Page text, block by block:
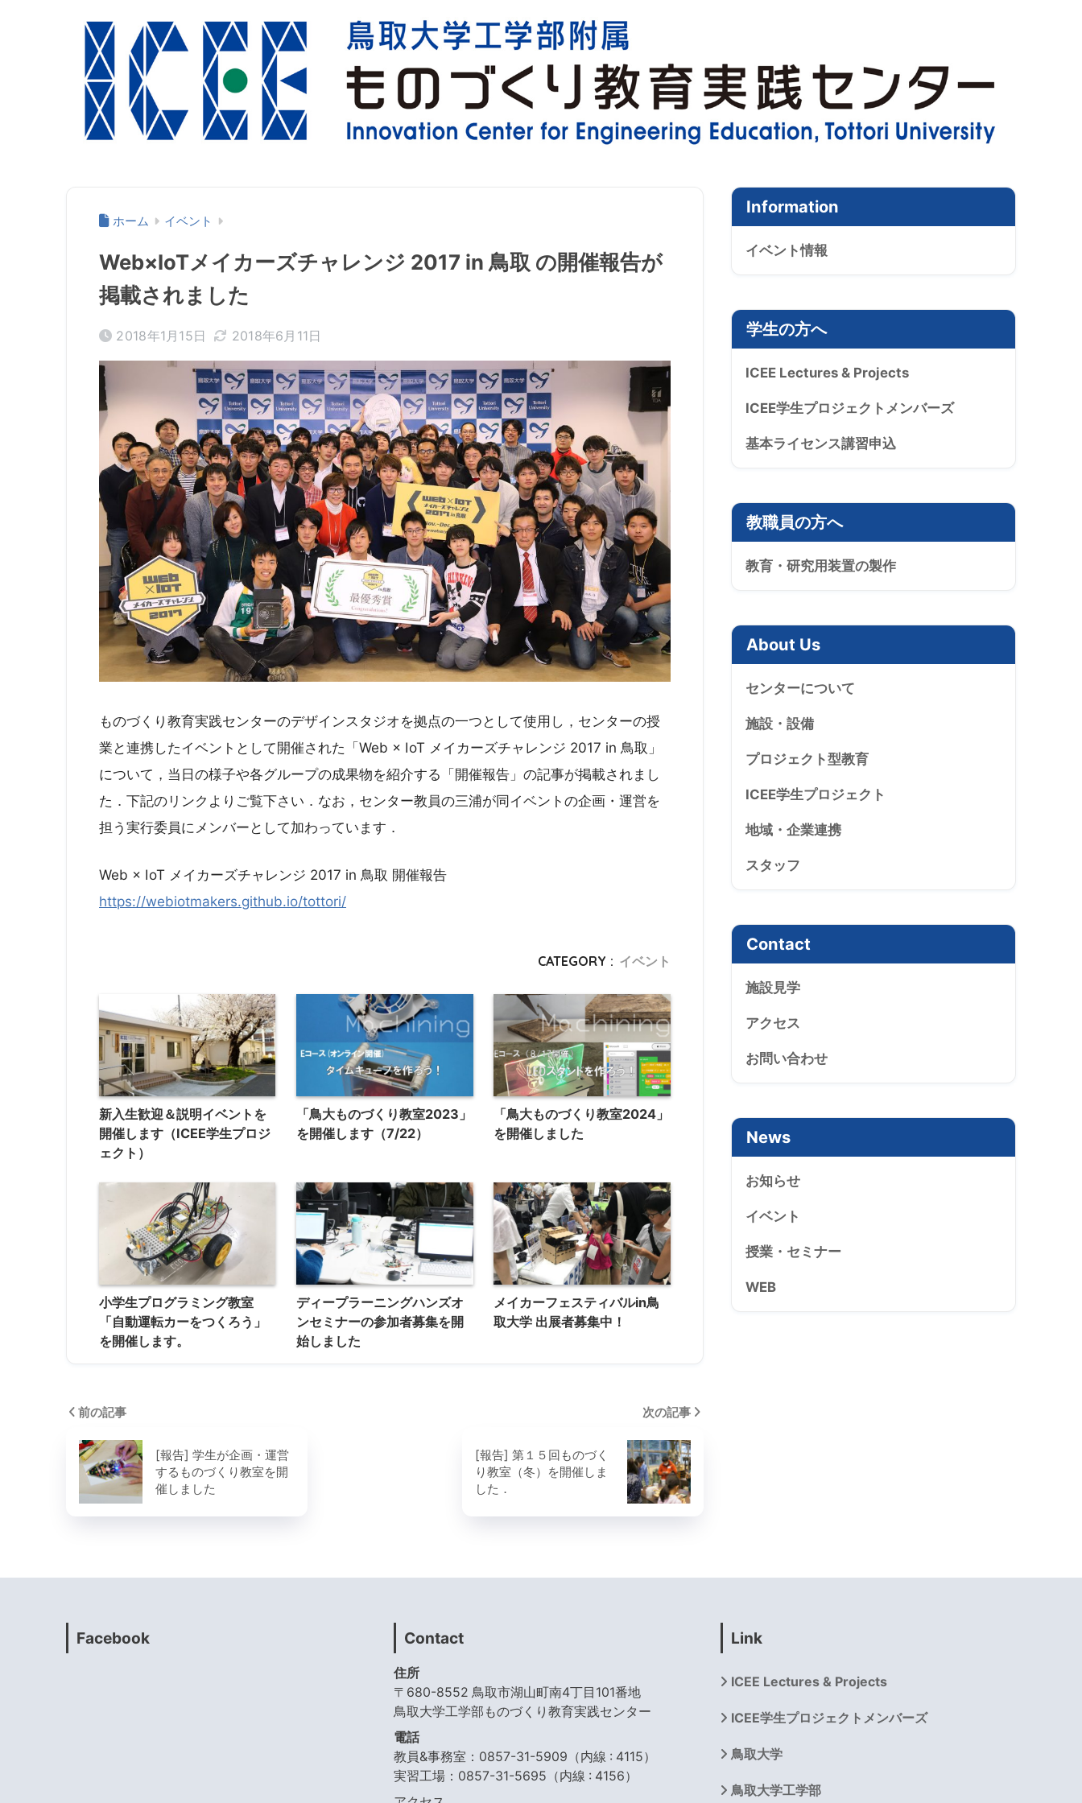
ホーム イベント
Web×IoTメイカーズチャレンジ 2017 in 鳥取 の開催報告が
掲載されました
2018年1月15日 2018年6月11日
ものづくり教育実践センターのデザインスタジオを拠点の一つとして使用し，センターの授
業と連携したイベントとして開催された「Web × IoT メイカーズチャレンジ 2017 in 鳥取」
について，当日の様子や各グループの成果物を紹介する「開催報告」の記事が掲載されまし
た．下記のリンクよりご覧下さい．なお，センター教員の三浦が同イベントの企画・運営を
担う実行委員にメンバーとして加わっています．
Web × IoT メイカーズチャレンジ 2017 in 鳥取 開催報告
https://webiotmakers.github.io/tottori/
CATEGORY : イベント
新入生歓迎＆説明イベントを
開催します（ICEE学生プロジ
ェクト）
「鳥大ものづくり教室2023」
を開催します（7/22）
「鳥大ものづくり教室2024」
を開催しました
小学生プログラミング教室
「自動運転カーをつくろう」
を開催します。
ディープラーニングハンズオ
ンセミナーの参加者募集を開
始しました
メイカーフェスティバルin鳥
取大学 出展者募集中！
前の記事
[報告] 学生が企画・運営
するものづくり教室を開
催しました
次の記事
[報告] 第１５回ものづく
り教室（冬）を開催しま
した．
Information
イベント情報
学生の方へ
ICEE Lectures & Projects
ICEE学生プロジェクトメンバーズ
基本ライセンス講習申込
教職員の方へ
教育・研究用装置の製作
About Us
センターについて
施設・設備
プロジェクト型教育
ICEE学生プロジェクト
地域・企業連携
スタッフ
Contact
施設見学
アクセス
お問い合わせ
News
お知らせ
イベント
授業・セミナー
WEB
Facebook Contact
住所
〒680-8552 鳥取市湖山町南4丁目101番地
鳥取大学工学部ものづくり教育実践センター
電話
教員&事務室：0857-31-5909（内線 : 4115）
実習工場：0857-31-5695（内線 : 4156）
Link
ICEE Lectures & Projects
ICEE学生プロジェクトメンバーズ
鳥取大学
鳥取大学工学部